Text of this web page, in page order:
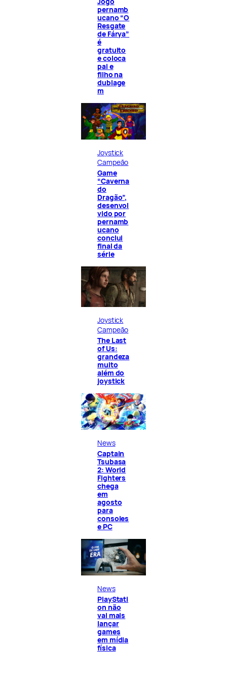
pernamb
ucano “O
Resgate
de Fárya”
é
gratuito
e coloca
pai e
filho na
dublage
m
Joystick
Campeão
Game
“Caverna
do
Dragão”,
desenvol
vido por
pernamb
ucano
conclui
final da
série
Joystick
Campeão
The Last
of Us:
grandeza
muito
além do
joystick
News
Captain
Tsubasa
2: World
Fighters
chega
em
agosto
para
consoles
e PC
News
PlayStati
on não
vai mais
lançar
games
em mídia
física